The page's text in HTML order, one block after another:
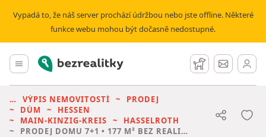
Vypadá to, že náš server prochází údržbou nebo jste offline. Některé
funkce webu mohou být dočasně nedostupné.
Hlavní menu
Bezrealitky Hlídací pes
Zprávy
VÝPIS NEMOVITOSTÍ
PRODEJ
DŮM
HESSEN
MAIN-KINZIG-KREIS
HASSELROTH
PRODEJ DOMU 7+1 • 177 M² BEZ REALITKY